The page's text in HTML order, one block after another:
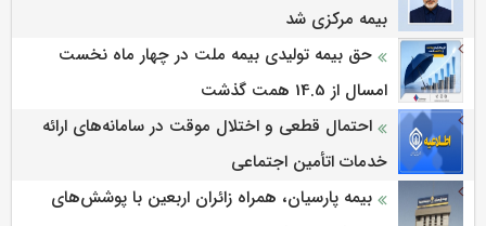
بیمه مركزی شد
حق بیمه تولیدی بیمه ملت در چهار ماه نخست
امسال از 14.5 همت گذشت
احتمال قطعی و اختلال موقت در سامانه‌های ارائه
خدمات اتأمین اجتماعی
بیمه پارسیان، همراه زائران اربعین با پوشش‌های